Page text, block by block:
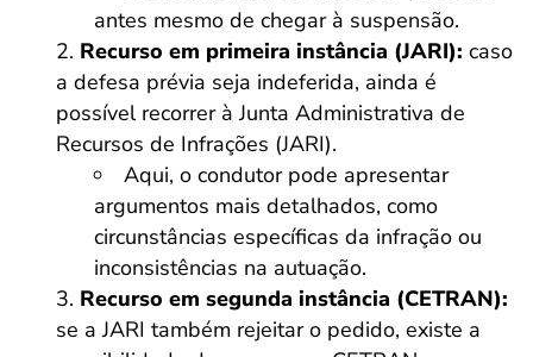
antes mesmo de chegar à suspensão.
Recurso em primeira instância (JARI): caso
a defesa prévia seja indeferida, ainda é
possível recorrer à Junta Administrativa de
Recursos de Infrações (JARI).
Aqui, o condutor pode apresentar
argumentos mais detalhados, como
circunstâncias específicas da infração ou
inconsistências na autuação.
Recurso em segunda instância (CETRAN):
se a JARI também rejeitar o pedido, existe a